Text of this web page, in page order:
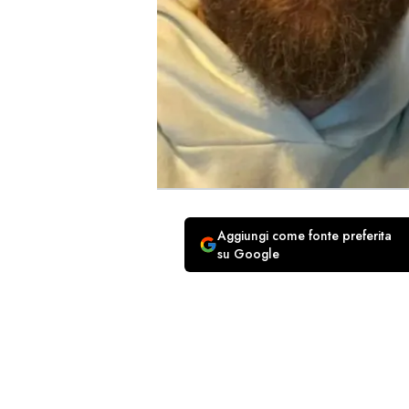
Aggiungi come fonte preferita
su Google